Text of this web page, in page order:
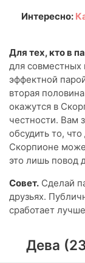
Интересно:
Для тех, кто в
для совместных
эффектной
вторая
окажутся в
честности. Вам
обсудить то,
Скорпионе
это лишь повод
Совет. Сделай
друзьях.
сработает
Дева